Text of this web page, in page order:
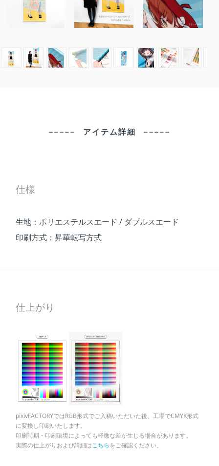
アイテム詳細
仕様
生地：ポリエステルスエード / ダブルスエード
印刷方式：昇華転写方式
仕上がり
pixivFACTORYではRGB形式でご入稿いただいた後、工場でCMYK形式
に変換し印刷いたします。
印刷時期・印刷環境によっても軽微な差が生じる場合があります。
実際の仕上がりおよび詳細はこちらをご確認ください。